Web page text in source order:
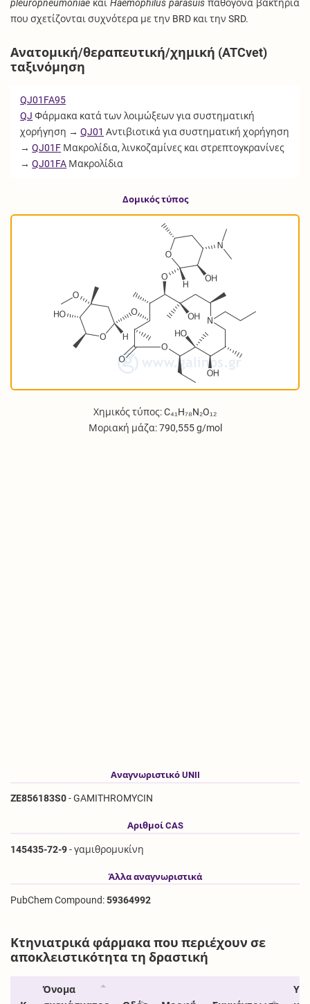
pleuropneumoniae καιHaemophilus parasuisπαθογόνα βακτήρια
που σχετίζονται συχνότερα με την BRD και την SRD.
Ανατομική/θεραπευτική/χημική (ATCvet)
ταξινόμηση
QJ01FA95
QJ Φάρμακα κατά των λοιμώξεων για συστηματική
χορήγηση →QJ01 Αντιβιοτικά για συστηματική χορήγηση
→QJ01F Μακρολίδια, λινκοζαμίνες και στρεπτογκρανίνες
→QJ01FA Μακρολίδια
Δομικός τύπος
Χημικός τύπος: C₄₁H₇₈N₂O₁₂
Μοριακή μάζα: 790,555 g/mol
Αναγνωριστικό UNII
ZE856183S0- GAMITHROMYCIN
Αριθμοί CAS
145435-72-9- γαμιθρομυκίνη
Άλλα αναγνωριστικά
PubChem Compound:59364992
Κτηνιατρικά φάρμακα που περιέχουν σε
αποκλειστικότητα τη δραστική
Όνομα